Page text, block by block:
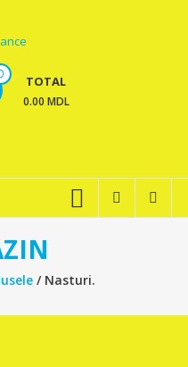
TOTAL
0.00 MDL
/ Nasturi.